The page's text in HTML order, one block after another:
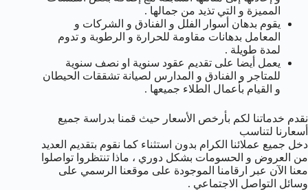
المميزة و التي تذيد من جمالها .
يقوم بدهان أسوار الفلل و الفنادق و الشركات و
المعامل بدهانات مقاومة للحرارة و الرطوبة و تدوم
لمدة طويلة .
يعمل أيضا على تقديم عقود سنوية او نصف سنوية
للمتاجر و الفنادق و المدارس لصيانة تشققات الحيطان
و القيام بأعمال الطلاء جميعها .
نقدم خدماتنا لكم بأرخص الأسعار حيث قمنا بدراسة جميع
أسعارنا لتناسب
دخل جميع عملائنا الكرام بدون استثناء كما نقوم بتقديم العديد
من العروض و الحسومات بشكل دوري ، ماذا تنتظروا تواصلوا
معنا الآن عبر ارقامنا الموجودة على موقعنا الرسمي على
وسائل التواصل الاجتماعي .